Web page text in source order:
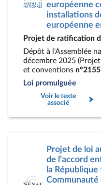
européenne
installations
européenne
Projet de ratification
Dépôt à l'Assemblée
décembre 2025
et conventions n°2155
Loi promulguée
Voir le texte
associé
Projet de loi
de l’accord
la
Communauté